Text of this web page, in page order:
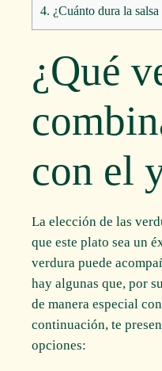
4. ¿Cuánto dura la
¿Qué
con el
La elección de las
que este plato sea un
verdura puede
hay algunas que, por
de manera especial
continuación, te
opciones: